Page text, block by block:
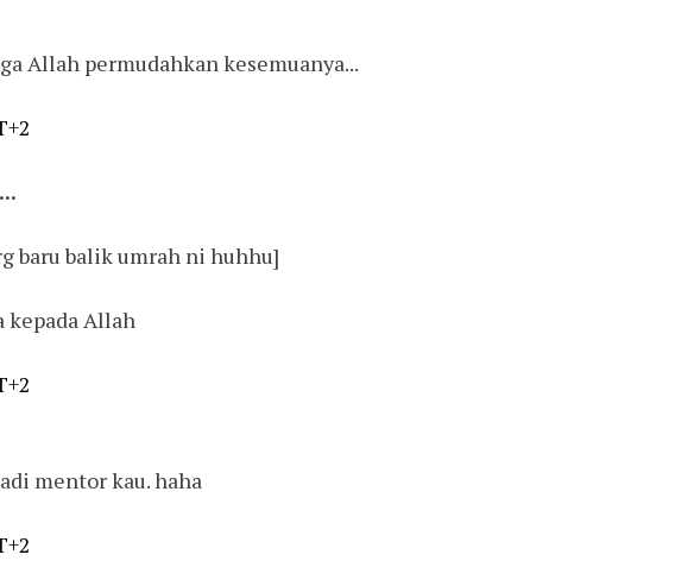
Allah permudahkan kesemuanya...
baru balik umrah ni huhhu]
kepada Allah
mentor kau. haha